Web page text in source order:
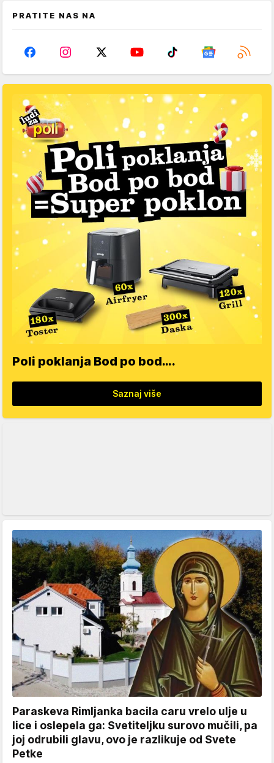
PRATITE NAS NA
Poli poklanja Bod po bod….
Saznaj više
Paraskeva Rimljanka bacila caru vrelo ulje u
lice i oslepela ga: Svetiteljku surovo mučili, pa
joj odrubili glavu, ovo je razlikuje od Svete
Petke